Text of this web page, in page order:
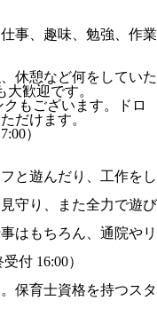
休憩など何をしていた
歓迎です。
もございます。ドロ
だけます。
）
と遊んだり、工作をし
守り、また全力で遊び
はもちろん、通院やリ
付 16:00）